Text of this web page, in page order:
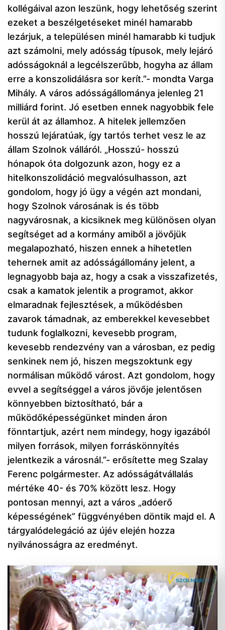
kollégáival azon leszünk, hogy lehetőség szerint
ezeket a beszélgetéseket minél hamarabb
lezárjuk, a településen minél hamarabb ki tudjuk
azt számolni, mely adósság típusok, mely lejáró
adósságoknál a legcélszerűbb, hogyha az állam
erre a konszolidálásra sor kerít.”- mondta Varga
Mihály. A város adósságállománya jelenleg 21
milliárd forint. Jó esetben ennek nagyobbik fele
kerül át az államhoz. A hitelek jellemzően
hosszú lejáratúak, így tartós terhet vesz le az
állam Szolnok válláról. „Hosszú- hosszú
hónapok óta dolgozunk azon, hogy ez a
hitelkonszolidáció megvalósulhasson, azt
gondolom, hogy jó ügy a végén azt mondani,
hogy Szolnok városának is és több
nagyvárosnak, a kicsiknek meg különösen olyan
segítséget ad a kormány amiből a jövőjük
megalapozható, hiszen ennek a hihetetlen
tehernek amit az adósságállomány jelent, a
legnagyobb baja az, hogy a csak a visszafizetés,
csak a kamatok jelentik a programot, akkor
elmaradnak fejlesztések, a működésben
zavarok támadnak, az emberekkel kevesebbet
tudunk foglalkozni, kevesebb program,
kevesebb rendezvény van a városban, ez pedig
senkinek nem jó, hiszen megszoktunk egy
normálisan működő várost. Azt gondolom, hogy
evvel a segítséggel a város jövője jelentősen
könnyebben biztosítható, bár a
működőképességünket minden áron
fönntartjuk, azért nem mindegy, hogy igazából
milyen források, milyen forráskönnyítés
jelentkezik a városnál.”- erősítette meg Szalay
Ferenc polgármester. Az adósságátvállalás
mértéke 40- és 70% között lesz. Hogy
pontosan mennyi, azt a város „adóerő
képességének” függvényében döntik majd el. A
tárgyalódelegáció az újév elején hozza
nyilvánosságra az eredményt.
Videólejátszó